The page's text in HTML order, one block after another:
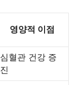
영양적 이점
심혈관 건강 증
진